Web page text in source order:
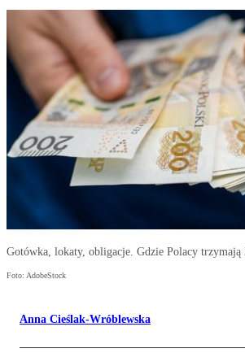
Gotówka, lokaty, obligacje. Gdzie Polacy trzymają
Foto: AdobeStock
Anna Cieślak-Wróblewska